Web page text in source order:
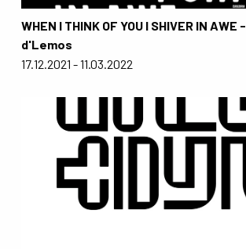
WHEN I THINK OF YOU I SHIVER IN AWE
d'Lemos
17.12.2021 - 11.03.2022